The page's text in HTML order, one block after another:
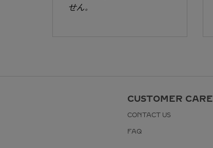
せん。
CUSTOMER CARE
CONTACT US
FAQ